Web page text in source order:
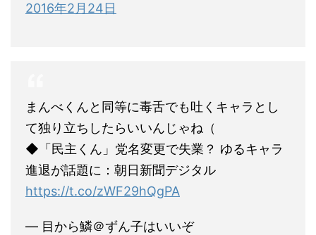
2016年2月24日
まんべくんと同等に毒舌でも吐くキャラとし
て独り立ちしたらいいんじゃね（
◆「民主くん」党名変更で失業？ ゆるキャラ
進退が話題に：朝日新聞デジタル
https://t.co/zWF29hQgPA
— 目から鱗＠ずん子はいいぞ